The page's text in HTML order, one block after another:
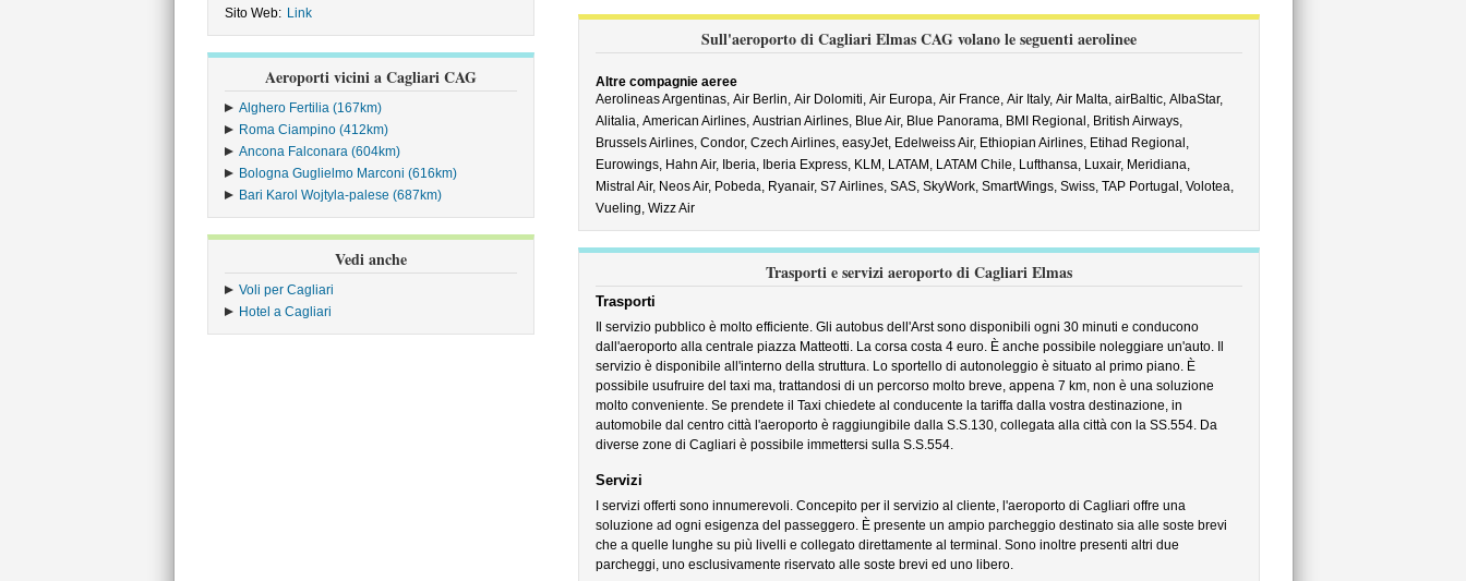
Sito Web: Link
Aeroporti vicini a Cagliari CAG
Alghero Fertilia (167km)
Roma Ciampino (412km)
Ancona Falconara (604km)
Bologna Guglielmo Marconi (616km)
Bari Karol Wojtyla-palese (687km)
Vedi anche
Voli per Cagliari
Hotel a Cagliari
Sull'aeroporto di Cagliari Elmas CAG volano le seguenti aerolinee
Altre compagnie aeree
Aerolineas Argentinas, Air Berlin, Air Dolomiti, Air Europa, Air France, Air Italy, Air Malta, airBaltic, AlbaStar,
Alitalia, American Airlines, Austrian Airlines, Blue Air, Blue Panorama, BMI Regional, British Airways,
Brussels Airlines, Condor, Czech Airlines, easyJet, Edelweiss Air, Ethiopian Airlines, Etihad Regional,
Eurowings, Hahn Air, Iberia, Iberia Express, KLM, LATAM, LATAM Chile, Lufthansa, Luxair, Meridiana,
Mistral Air, Neos Air, Pobeda, Ryanair, S7 Airlines, SAS, SkyWork, SmartWings, Swiss, TAP Portugal, Volotea,
Vueling, Wizz Air
Trasporti e servizi aeroporto di Cagliari Elmas
Trasporti
Il servizio pubblico è molto efficiente. Gli autobus dell'Arst sono disponibili ogni 30 minuti e conducono
dall'aeroporto alla centrale piazza Matteotti. La corsa costa 4 euro. È anche possibile noleggiare un'auto. Il
servizio è disponibile all'interno della struttura. Lo sportello di autonoleggio è situato al primo piano. È
possibile usufruire del taxi ma, trattandosi di un percorso molto breve, appena 7 km, non è una soluzione
molto conveniente. Se prendete il Taxi chiedete al conducente la tariffa dalla vostra destinazione, in
automobile dal centro città l'aeroporto è raggiungibile dalla S.S.130, collegata alla città con la SS.554. Da
diverse zone di Cagliari è possibile immettersi sulla S.S.554.
Servizi
I servizi offerti sono innumerevoli. Concepito per il servizio al cliente, l'aeroporto di Cagliari offre una
soluzione ad ogni esigenza del passeggero. È presente un ampio parcheggio destinato sia alle soste brevi
che a quelle lunghe su più livelli e collegato direttamente al terminal. Sono inoltre presenti altri due
parcheggi, uno esclusivamente riservato alle soste brevi ed uno libero.